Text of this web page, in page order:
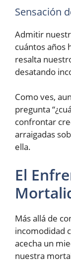
Sensación
Admitir
cuántos años
resalta
desatando
Como ves,
pregunta
confrontar
arraigadas
ella.
El
Más allá de
incomodidad
acecha un
nuestra